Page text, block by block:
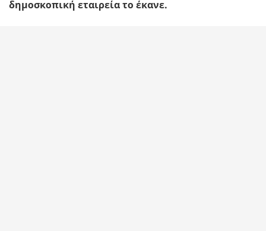
δημοσκοπική εταιρεία το έκανε.